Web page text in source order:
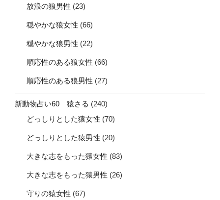
放浪の狼男性 (23)
穏やかな狼女性 (66)
穏やかな狼男性 (22)
順応性のある狼女性 (66)
順応性のある狼男性 (27)
新動物占い60 猿さる (240)
どっしりとした猿女性 (70)
どっしりとした猿男性 (20)
大きな志をもった猿女性 (83)
大きな志をもった猿男性 (26)
守りの猿女性 (67)